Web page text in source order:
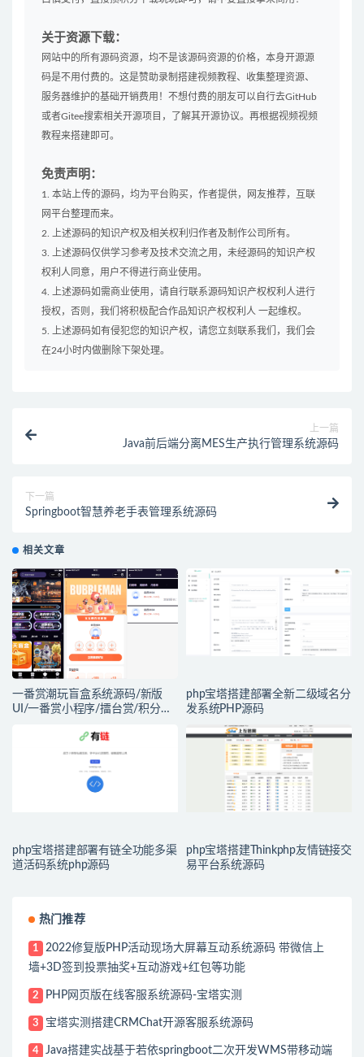
关于资源下载：
网站中的所有源码资源，均不是该源码资源的价格，本身开源源
码是不用付费的。这是赞助录制搭建视频教程、收集整理资源、
服务器维护的基础开销费用！不想付费的朋友可以自行去GitHub
或者Gitee搜索相关开源项目，了解其开源协议。再根据视频视频
教程来搭建即可。
免责声明：
1. 本站上传的源码，均为平台购买，作者提供，网友推荐，互联
网平台整理而来。
2. 上述源码的知识产权及相关权利归作者及制作公司所有。
3. 上述源码仅供学习参考及技术交流之用，未经源码的知识产权
权利人同意，用户不得进行商业使用。
4. 上述源码如需商业使用，请自行联系源码知识产权权利人进行
授权，否则，我们将积极配合作品知识产权权利人 一起维权。
5. 上述源码如有侵犯您的知识产权，请您立刻联系我们，我们会
在24小时内做删除下架处理。
上一篇
Java前后端分离MES生产执行管理系统源码
下一篇
Springboot智慧养老手表管理系统源码
相关文章
一番赏潮玩盲盒系统源码/新版
UI/一番赏小程序/擂台赏/积分赏/
php宝塔搭建部署全新二级域名分
发系统PHP源码
php宝塔搭建部署有链全功能多渠
道活码系统php源码
php宝塔搭建Thinkphp友情链接交
易平台系统源码
热门推荐
1
2022修复版PHP活动现场大屏幕互动系统源码 带微信上
墙+3D签到投票抽奖+互动游戏+红包等功能
2 PHP网页版在线客服系统源码-宝塔实测
3 宝塔实测搭建CRMChat开源客服系统源码
4
Java搭建实战基于若依springboot二次开发WMS带移动端